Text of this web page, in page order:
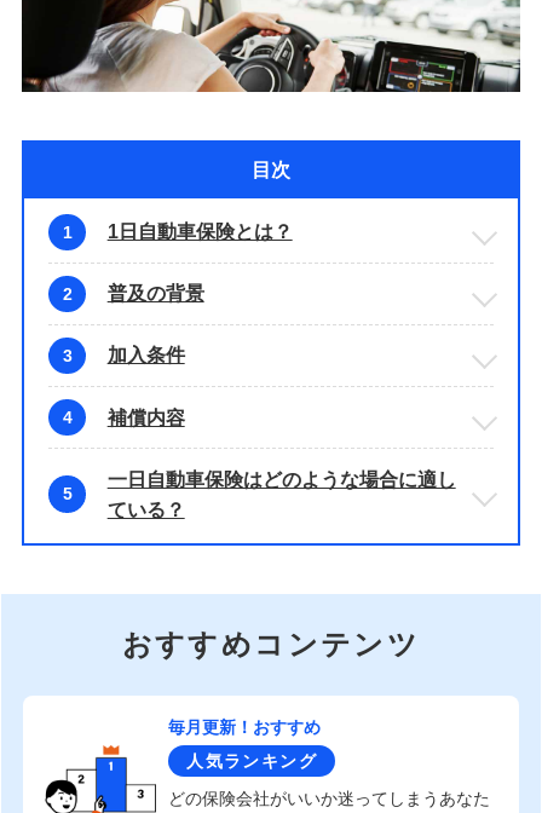
目次
1 1日自動車保険とは？
2 普及の背景
3 加入条件
4 補償内容
5
一日自動車保険はどのような場合に適し
ている？
おすすめコンテンツ
毎月更新！おすすめ
人気ランキング
どの保険会社がいいか迷ってしまうあなた